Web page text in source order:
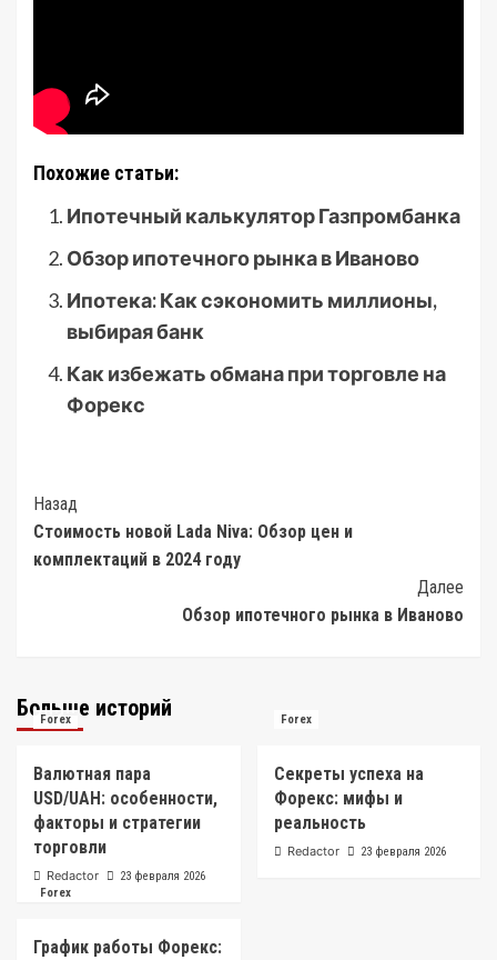
Похожие статьи:
Ипотечный калькулятор Газпромбанка
Обзор ипотечного рынка в Иваново
Ипотека: Как сэкономить миллионы,
выбирая банк
Как избежать обмана при торговле на
Форекс
Post
Navigation
Назад
Стоимость новой Lada Niva: Обзор цен и
комплектаций в 2024 году
Далее
Обзор ипотечного рынка в Иваново
Больше историй
Forex
Валютная пара
USD/UAH: особенности,
факторы и стратегии
торговли
Redactor 23 февраля 2026
Forex
Секреты успеха на
Форекс: мифы и
реальность
Redactor 23 февраля 2026
Forex
График работы Форекс: